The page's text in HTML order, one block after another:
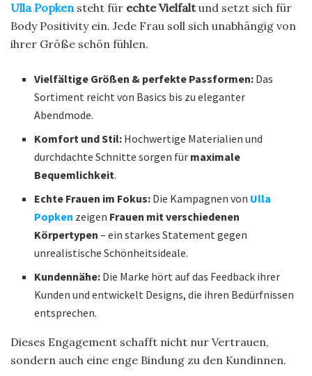
Ulla Popkensteht für echte Vielfaltund setzt sich für
Body Positivity ein. Jede Frau soll sich unabhängig von
ihrer Größe schön fühlen.
Vielfältige Größen & perfekte Passformen: Das
Sortiment reicht von Basics bis zu eleganter
Abendmode.
Komfort und Stil: Hochwertige Materialien und
durchdachte Schnitte sorgen für maximale
Bequemlichkeit.
Echte Frauen im Fokus: Die Kampagnen von Ulla
Popken zeigen Frauen mit verschiedenen
Körpertypen – ein starkes Statement gegen
unrealistische Schönheitsideale.
Kundennähe: Die Marke hört auf das Feedback ihrer
Kunden und entwickelt Designs, die ihren Bedürfnissen
entsprechen.
Dieses Engagement schafft nicht nur Vertrauen,
sondern auch eine enge Bindung zu den Kundinnen.